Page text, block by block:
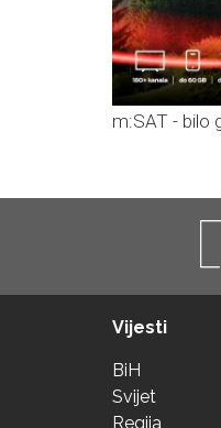
m:SAT - bilo
Vijesti
BiH
Svijet
Regija